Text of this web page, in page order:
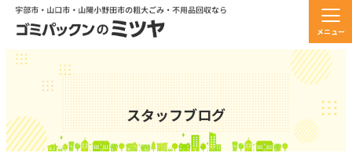
メニュー
スタッフブログ
専門教材ってあるんすよ・・・